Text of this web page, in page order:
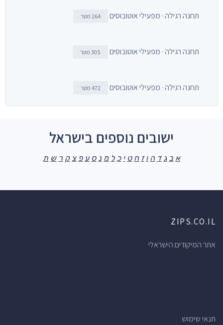
תחנה רגילה · מפעילי אוטובוסים 264 מטר
תחנה רגילה · מפעילי אוטובוסים 305 מטר
תחנה רגילה · מפעילי אוטובוסים 472 מטר
ישובים נוספים בישראל
א ב ג ד ה ו ז ח ט י כ ל מ נ ס ע פ צ ק ר ש ת
ZIPS.CO.IL
אתר המיקודים הישראלי
תנאי שימוש